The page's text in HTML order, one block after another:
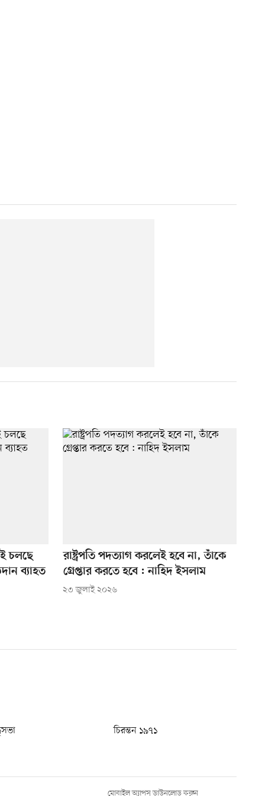
চলছে
ব্যাহত
রাষ্ট্রপতি পদত্যাগ করলেই হবে না, তাঁকে
গ্রেপ্তার করতে হবে : নাহিদ ইসলাম
২৩ জুলাই ২০২৬
চিরন্তন ১৯৭১
মোবাইল অ্যাপস ডাউনলোড করুন